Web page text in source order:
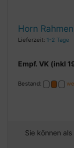
Horn
Lieferzeit: 1-2 Tage
Empf. VK (inkl
Bestand:
Sie können